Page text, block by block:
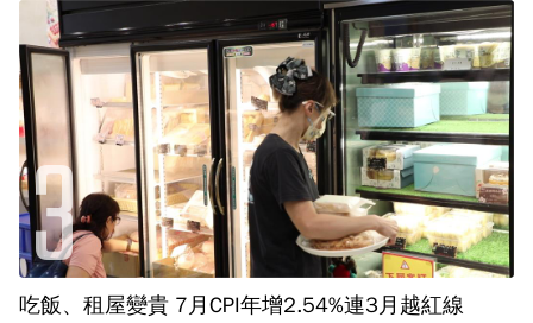
吃飯、租屋變貴 7月CPI年增2.54%連3月越紅線